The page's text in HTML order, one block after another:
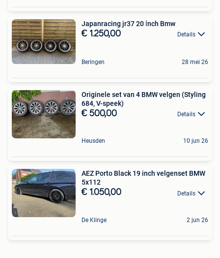
Japanracing jr37 20 İnch Bmw
€ 1.250,00 Details
Beringen 28 mei 26
Originele set van 4 BMW velgen (Styling
684, V-speek)
€ 500,00 Details
Heusden 10 jun 26
AEZ Porto Black 19 inch velgenset BMW
5x112
€ 1.050,00 Details
De Klinge 2 jun 26